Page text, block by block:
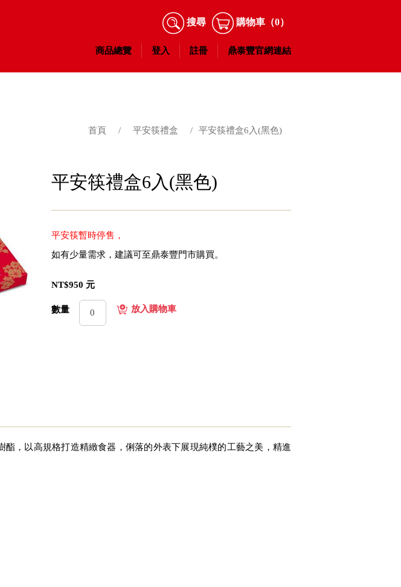
搜尋 購物車 （0）
商品總覽 登入 註冊 鼎泰豐官網連結
首頁 / 平安筷禮盒 /
平安筷禮盒6入(黑色)
平安筷禮盒6入(黑色)
平安筷暫時停售，
如有少量需求，建議可至鼎泰豐門市購買。
NT$950 元
數量
酯，以高規格打造精緻食器，俐落的外表下展現純樸的工藝之美，精進